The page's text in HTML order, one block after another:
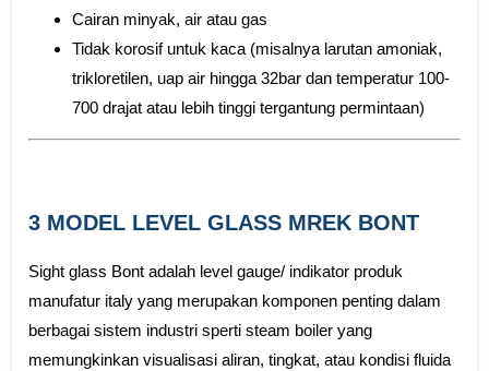
Cairan minyak, air atau gas
Tidak korosif untuk kaca (misalnya larutan amoniak,
trikloretilen, uap air hingga 32bar dan temperatur 100-
700 drajat atau lebih tinggi tergantung permintaan)
3 MODEL LEVEL GLASS MREK BONT
Sight glass Bont adalah level gauge/ indikator produk
manufatur italy yang merupakan komponen penting dalam
berbagai sistem industri sperti steam boiler yang
memungkinkan visualisasi aliran, tingkat, atau kondisi fluida